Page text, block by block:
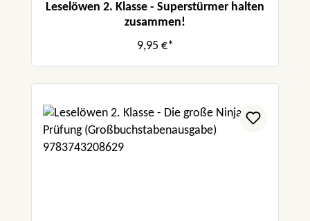
Leselöwen 2. Klasse - Superstürmer halten
zusammen!
9,95 €*